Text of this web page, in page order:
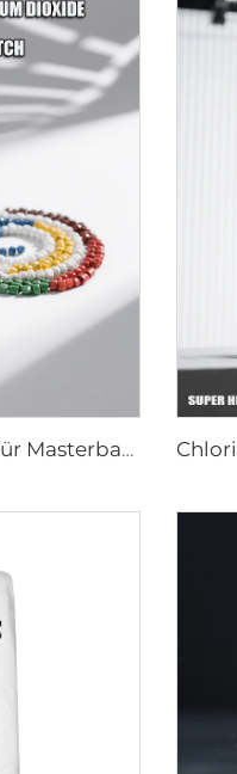
Rutil-Titanoxid R616 (Spezial für Masterbatch)